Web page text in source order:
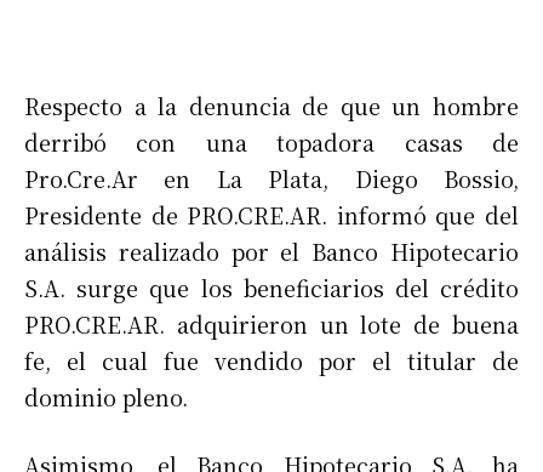
Respecto a la denuncia de que un hombre
derribó con una topadora casas de
Pro.Cre.Ar en La Plata, Diego Bossio,
Presidente de PRO.CRE.AR. informó que del
análisis realizado por el Banco Hipotecario
S.A. surge que los beneficiarios del crédito
PRO.CRE.AR. adquirieron un lote de buena
fe, el cual fue vendido por el titular de
dominio pleno.
Asimismo, el Banco Hipotecario S.A. ha